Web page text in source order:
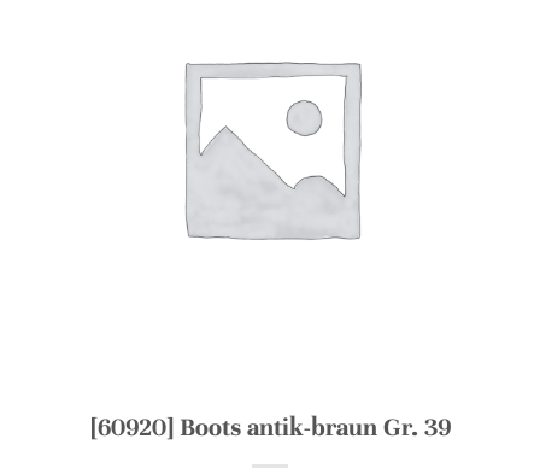
[60920] Boots antik-braun Gr. 39